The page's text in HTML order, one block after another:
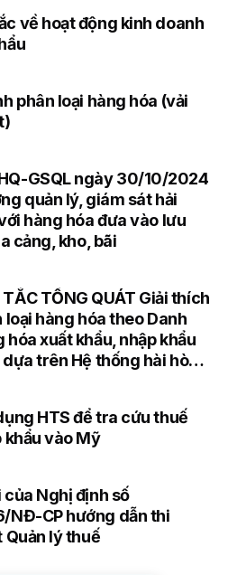
về hoạt động kinh doanh
phân loại hàng hóa (vải
GSQL ngày 30/10/2024
quản lý, giám sát hải
hàng hóa đưa vào lưu
cảng, kho, bãi
TẮC TỔNG QUÁT Giải thích
loại hàng hóa theo Danh
hóa xuất khẩu, nhập khẩu
trên Hệ thống hài hòa
hóa hàng hóa (HS) của
HTS để tra cứu thuế
khẩu vào Mỹ
Nghị định số
NĐ-CP hướng dẫn thi
Quản lý thuế